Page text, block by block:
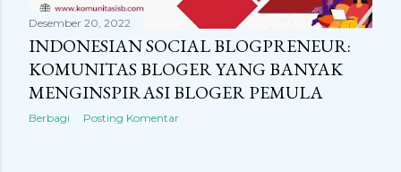
Desember 20, 2022
INDONESIAN SOCIAL BLOGPRENEUR:
KOMUNITAS BLOGER YANG BANYAK
MENGINSPIRASI BLOGER PEMULA
Berbagi Posting Komentar